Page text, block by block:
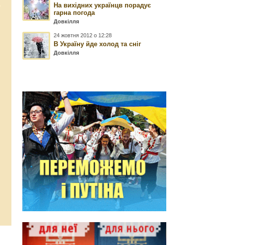
На вихідних українцв порадує
гарна погода
Довкілля
24 жовтня 2012 о 12:28
В Україну йде холод та сніг
Довкілля